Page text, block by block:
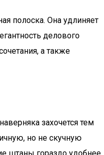
полоска. Она удлиняет
делового
а также
захочется тем
но не скучную